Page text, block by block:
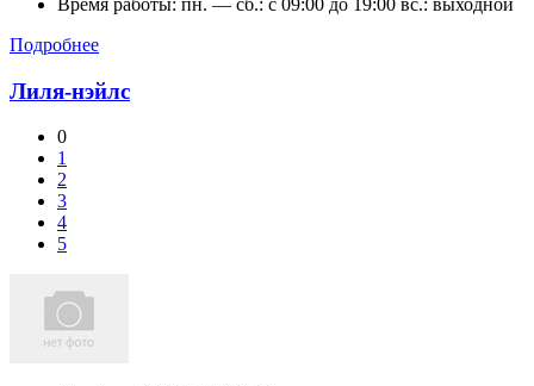
Подробнее
Лиля-нэйлс
0
1
2
3
4
5